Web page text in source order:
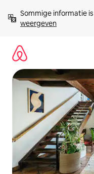
direct
naar
Sommige informatie
weergeven